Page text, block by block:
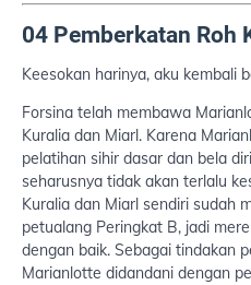
04 Pemberkatan Roh
Keesokan harinya, aku kembali
Forsina telah membawa
Kuralia dan Miarl. Karena
pelatihan sihir dasar dan bela
seharusnya tidak akan terlalu
Kuralia dan Miarl sendiri sudah
petualang Peringkat B, jadi
dengan baik. Sebagai tindakan
Marianlotte didandani dengan